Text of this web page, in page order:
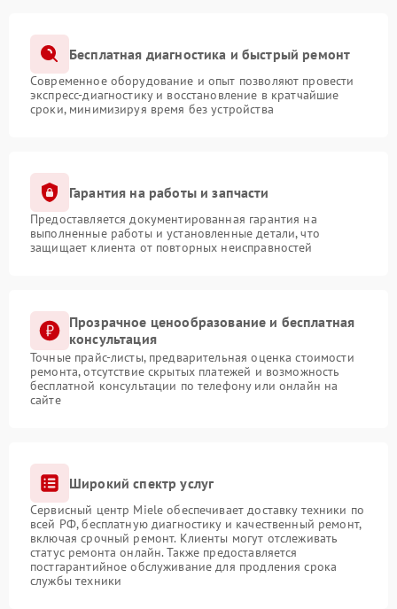
Бесплатная диагностика и быстрый ремонт
Современное оборудование и опыт позволяют провести
экспресс-диагностику и восстановление в кратчайшие
сроки, минимизируя время без устройства
Гарантия на работы и запчасти
Предоставляется документированная гарантия на
выполненные работы и установленные детали, что
защищает клиента от повторных неисправностей
Прозрачное ценообразование и бесплатная
консультация
Точные прайс-листы, предварительная оценка стоимости
ремонта, отсутствие скрытых платежей и возможность
бесплатной консультации по телефону или онлайн на
сайте
Широкий спектр услуг
Сервисный центр Miele обеспечивает доставку техники по
всей РФ, бесплатную диагностику и качественный ремонт,
включая срочный ремонт. Клиенты могут отслеживать
статус ремонта онлайн. Также предоставляется
постгарантийное обслуживание для продления срока
службы техники